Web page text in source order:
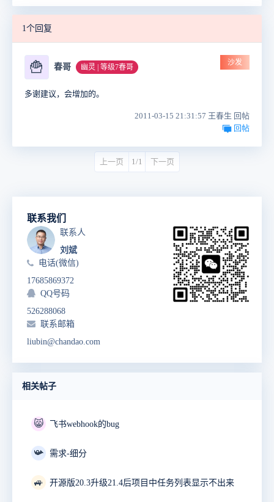
1个回复
🍟 春哥 幽灵 | 等级7春哥
沙发
多谢建议，会增加的。
2011-03-15 21:31:57 王春生 回帖
回帖
上一页 1/1 下一页
联系我们
联系人
刘斌
电话(微信)
17685869372
QQ号码
526288068
联系邮箱
liubin@chandao.com
相关帖子
😸 飞书webhook的bug
📯 需求-细分
🚙 开源版20.3升级21.4后项目中任务列表显示不出来